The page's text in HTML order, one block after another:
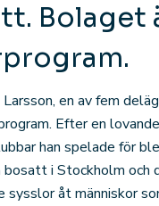
Bolaget
en av fem
Efter en
han spelade för
i Stockholm
åt människor